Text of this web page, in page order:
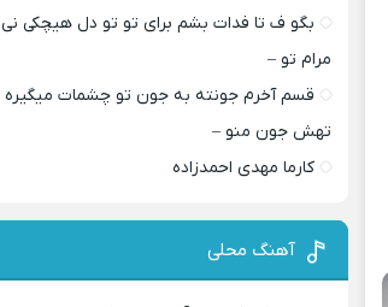
بگو ف تا فدات بشم برای تو تو دل هیچکی نی
مرام تو –
قسم آخرم جونته به جون تو چشمات میگیره
تهش جون منو –
کارما مهدی احمدزاده
آهنگ محلی